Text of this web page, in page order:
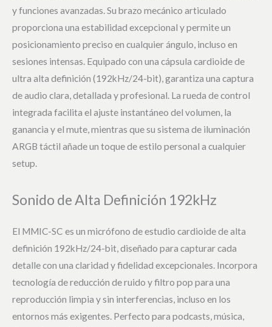
y funciones avanzadas. Su brazo mecánico articulado
proporciona una estabilidad excepcional y permite un
posicionamiento preciso en cualquier ángulo, incluso en
sesiones intensas. Equipado con una cápsula cardioide de
ultra alta definición (192kHz/24-bit), garantiza una captura
de audio clara, detallada y profesional. La rueda de control
integrada facilita el ajuste instantáneo del volumen, la
ganancia y el mute, mientras que su sistema de iluminación
ARGB táctil añade un toque de estilo personal a cualquier
setup.
Sonido de Alta Definición 192kHz
El MMIC-SC es un micrófono de estudio cardioide de alta
definición 192kHz/24-bit, diseñado para capturar cada
detalle con una claridad y fidelidad excepcionales. Incorpora
tecnología de reducción de ruido y filtro pop para una
reproducción limpia y sin interferencias, incluso en los
entornos más exigentes. Perfecto para podcasts, música,